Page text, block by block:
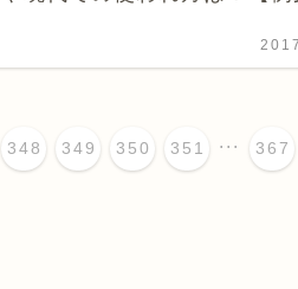
348 349 350 351 ... 367